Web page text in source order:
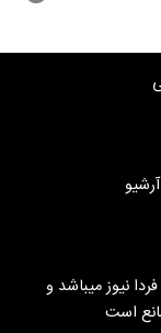
آرشیو
نیوز میباشد و
است